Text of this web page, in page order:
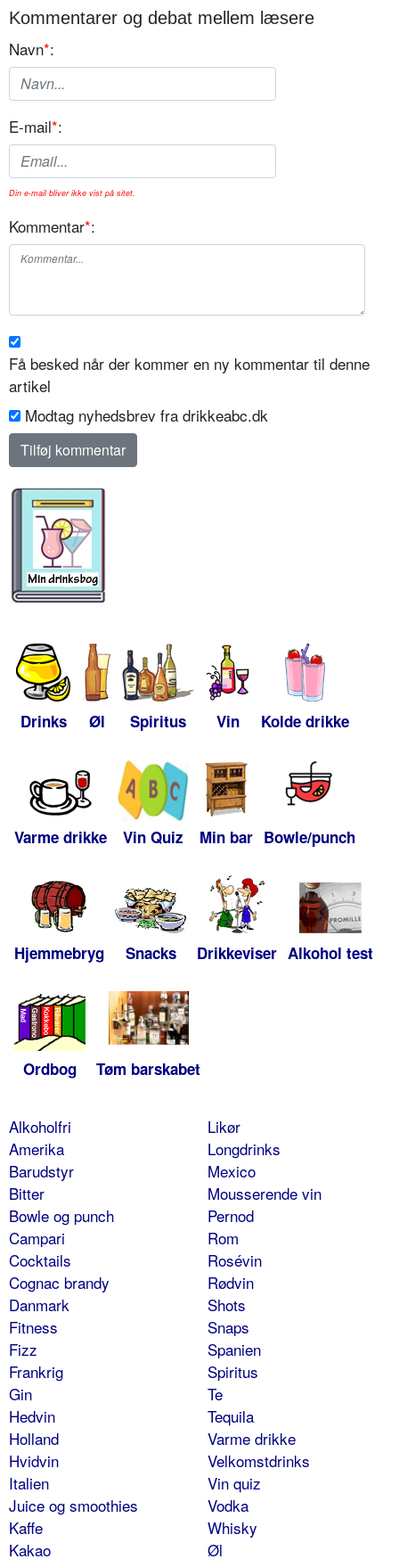
Kommentarer og debat mellem læsere
Navn*:
E-mail*:
Din e-mail bliver ikke vist på sitet.
Kommentar*:
Få besked når der kommer en ny kommentar til denne
artikel
Modtag nyhedsbrev fra drikkeabc.dk
Drinks Øl Spiritus Vin Kolde drikke
Varme drikke Vin Quiz Min bar Bowle/punch
Hjemmebryg Snacks Drikkeviser Alkohol test
Ordbog Tøm barskabet
Alkoholfri
Amerika
Barudstyr
Bitter
Bowle og punch
Campari
Cocktails
Cognac brandy
Danmark
Fitness
Fizz
Frankrig
Gin
Hedvin
Holland
Hvidvin
Italien
Juice og smoothies
Kaffe
Kakao
Likør
Longdrinks
Mexico
Mousserende vin
Pernod
Rom
Rosévin
Rødvin
Shots
Snaps
Spanien
Spiritus
Te
Tequila
Varme drikke
Velkomstdrinks
Vin quiz
Vodka
Whisky
Øl